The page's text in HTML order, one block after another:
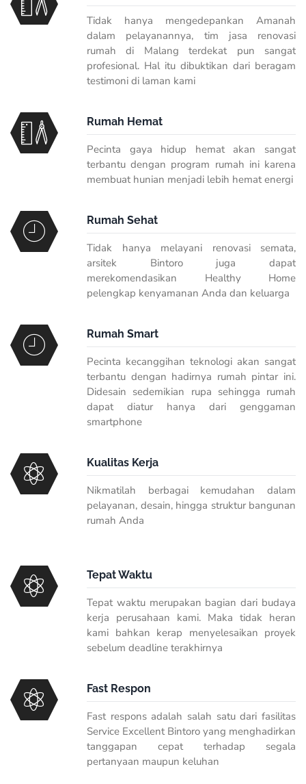
Tidak hanya mengedepankan Amanah
dalam pelayanannya, tim jasa renovasi
rumah di Malang terdekat pun sangat
profesional. Hal itu dibuktikan dari beragam
testimoni di laman kami
Rumah Hemat
Pecinta gaya hidup hemat akan sangat
terbantu dengan program rumah ini karena
membuat hunian menjadi lebih hemat energi
Rumah Sehat
Tidak hanya melayani renovasi semata,
arsitek Bintoro juga dapat
merekomendasikan Healthy Home
pelengkap kenyamanan Anda dan keluarga
Rumah Smart
Pecinta kecanggihan teknologi akan sangat
terbantu dengan hadirnya rumah pintar ini.
Didesain sedemikian rupa sehingga rumah
dapat diatur hanya dari genggaman
smartphone
Kualitas Kerja
Nikmatilah berbagai kemudahan dalam
pelayanan, desain, hingga struktur bangunan
rumah Anda
Tepat Waktu
Tepat waktu merupakan bagian dari budaya
kerja perusahaan kami. Maka tidak heran
kami bahkan kerap menyelesaikan proyek
sebelum deadline terakhirnya
Fast Respon
Fast respons adalah salah satu dari fasilitas
Service Excellent Bintoro yang menghadirkan
tanggapan cepat terhadap segala
pertanyaan maupun keluhan